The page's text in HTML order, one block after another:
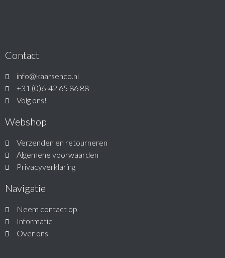
Contact
info@kaarsenco.nl
+31 (0)6-42 65 86 88
Volg ons!
Webshop
Verzenden en retourneren
Algemene voorwaarden
Privacyverklaring
Navigatie
Neem contact op
Informatie
Over ons